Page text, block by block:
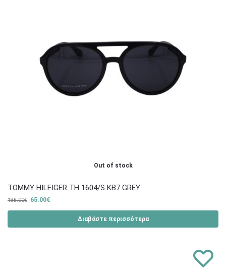
Out of stock
TOMMY HILFIGER TH 1604/S KB7 GREY
135.00€ 65.00€
Διαβάστε περισσότερα